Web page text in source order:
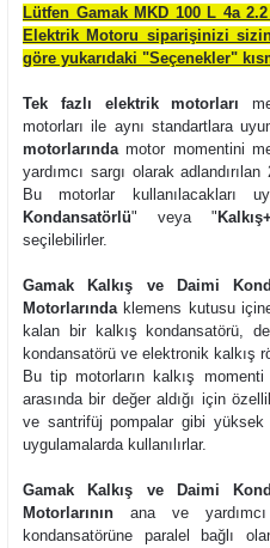
Lütfen Gamak MKD 100 L 4a
Elektrik Motoru siparişinizi
göre yukarıdaki "Seçenekler"
Tek fazlı elektrik motorları
motorları ile aynı standartlara
motorlarındamotor momentini
yardımcı sargı olarak
Bu motorlar kullanılacakları
Kondansatörlü" veya "
seçilebilirler.
Gamak Kalkış ve Daimi
Motorlarındaklemens kutusu
kalan bir kalkış kondansatörü,
kondansatörü ve elektronik kalkış
Bu tip motorların kalkış
arasında bir değer aldığı için
ve santrifüj pompalar gibi
uygulamalarda kullanılırlar.
Gamak Kalkış ve Daimi
Motorlarının ana ve
kondansatörüne paralel bağlı